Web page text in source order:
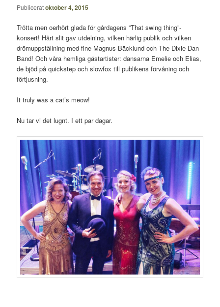
Publiceratoktober 4, 2015
Trötta men oerhört glada för gårdagens ”That swing thing”-
konsert! Hårt slit gav utdelning, vilken härlig publik och vilken
drömuppställning med fine Magnus Bäcklund och The Dixie Dan
Band! Och våra hemliga gästartister: dansarna Emelie och Elias,
de bjöd på quickstep och slowfox till publikens förvåning och
förtjusning.
It truly was a cat’s meow!
Nu tar vi det lugnt. I ett par dagar.